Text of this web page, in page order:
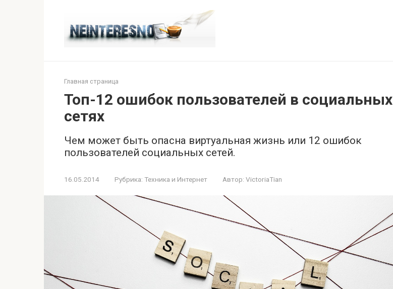
Главная страница
Топ-12 ошибок пользователей в социальных
сетях
Чем может быть опасна виртуальная жизнь или 12 ошибок
пользователей социальных сетей.
16.05.2014 Рубрика: Техника и Интернет Автор: VictoriaTian